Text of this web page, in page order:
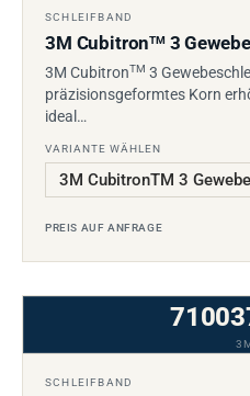
SCHLEIFBAND
3M CubitronTM3
3M CubitronTM 3
präzisionsgeformtes Korn
ideal…
VARIANTE WÄHLEN
PREIS AUF ANFRAGE
SCHLEIFBAND